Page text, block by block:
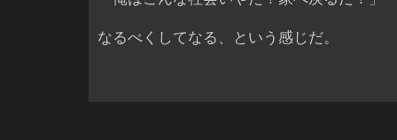
なるべくしてなる、という感じだ。